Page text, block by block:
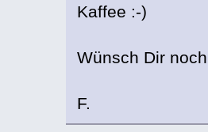
Kaffee :-)
Wünsch Dir
F.